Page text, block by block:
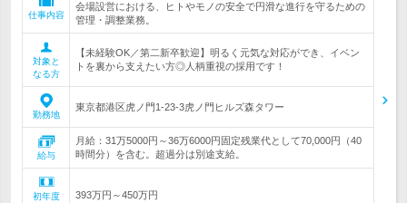
仕事内容
会場設営における、ヒトやモノの安全で円滑な進行を守るための
管理・調整業務。
対象と
なる方
【未経験OK／第二新卒歓迎】明るく元気な対応ができ、イベン
トを裏から支えたい方◎人柄重視の採用です！
勤務地
東京都港区虎ノ門1-23-3虎ノ門ヒルズ森タワー
給与
月給：31万5000円～36万6000円固定残業代として70,000円（40
時間分）を含む。超過分は別途支給。
初年度 393万円～450万円